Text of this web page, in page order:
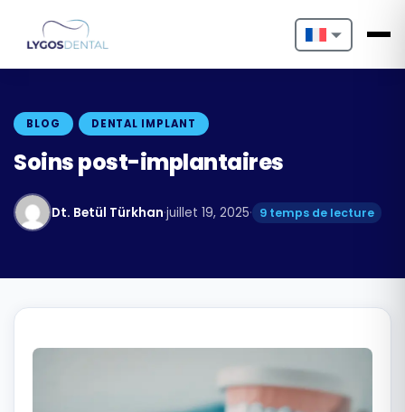
Nederlands
Español
Български
BLOG DENTAL IMPLANT
Soins post-implantaires
Dt. Betül Türkhan·juillet 19, 2025· 9 temps de lecture